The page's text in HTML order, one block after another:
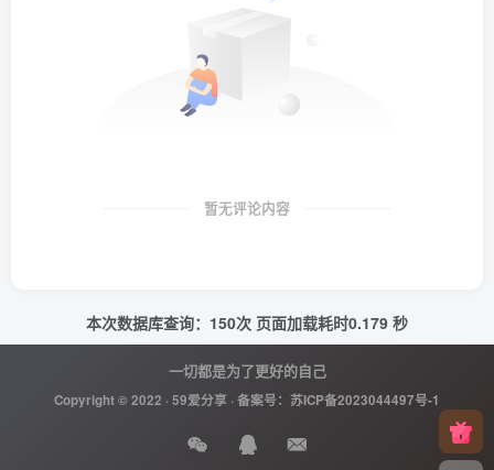
暂无评论内容
本次数据库查询：150次 页面加载耗时0.179 秒
一切都是为了更好的自己
Copyright © 2022 ·59爱分享 · 备案号： 苏ICP备2023044497号-1